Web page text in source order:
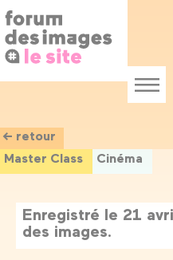
au
contenu
principal
Menu
← retour
Master Class
Cinéma
Enregistré le 21
des images.